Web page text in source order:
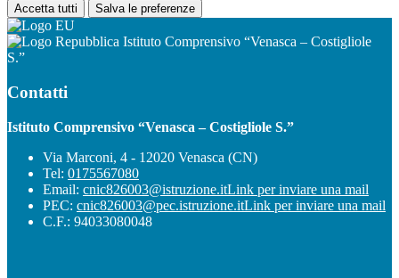
Accetta tutti Salva le preferenze
Istituto Comprensivo “Venasca – Costigliole
S.”
Contatti
Istituto Comprensivo “Venasca – Costigliole S.”
Via Marconi, 4 - 12020 Venasca (CN)
Tel: 0175567080
Email: cnic826003@istruzione.itLink per inviare una mail
PEC: cnic826003@pec.istruzione.itLink per inviare una mail
C.F.: 94033080048